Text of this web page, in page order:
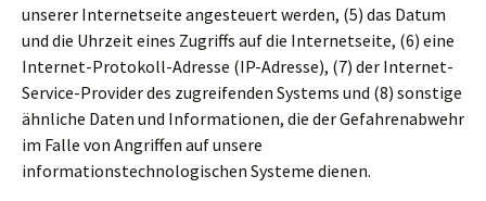
unserer Internetseite angesteuert werden, (5) das Datum
und die Uhrzeit eines Zugriffs auf die Internetseite, (6) eine
Internet-Protokoll-Adresse (IP-Adresse), (7) der Internet-
Service-Provider des zugreifenden Systems und (8) sonstige
ähnliche Daten und Informationen, die der Gefahrenabwehr
im Falle von Angriffen auf unsere
informationstechnologischen Systeme dienen.